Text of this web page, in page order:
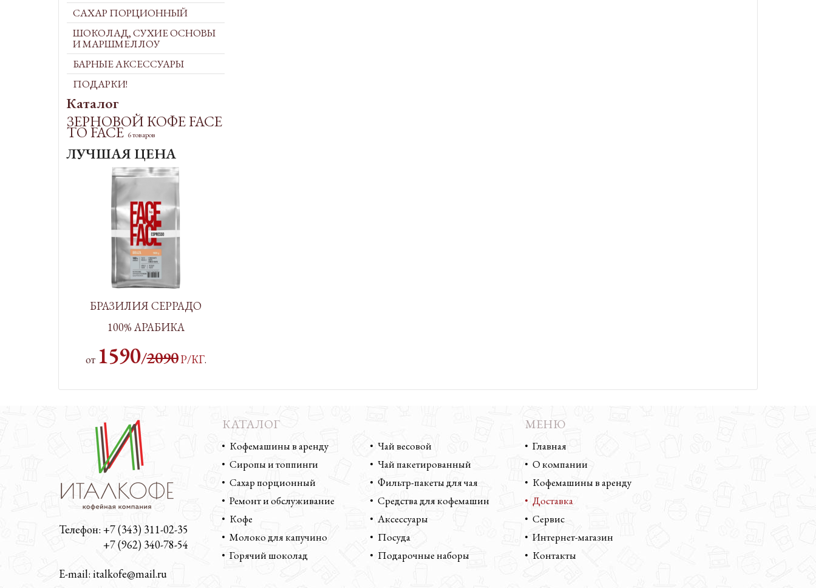
САХАР ПОРЦИОННЫЙ
ШОКОЛАД, СУХИЕ ОСНОВЫ
И МАРШМЕЛЛОУ
БАРНЫЕ АКСЕССУАРЫ
ПОДАРКИ!
Каталог
ЗЕРНОВОЙ КОФЕ FACE
TO FACE 6 товаров
ЛУЧШАЯ ЦЕНА
БРАЗИЛИЯ СЕРРАДО
100% АРАБИКА
от 1590/2090Р/КГ.
Телефон: +7 (343) 311-02-35
+7 (962) 340-78-54
E-mail: italkofe@mail.ru
КАТАЛОГ
Кофемашины в аренду
Сиропы и топпинги
Сахар порционный
Ремонт и обслуживание
Кофе
Молоко для капучино
Горячий шоколад
Чай весовой
Чай пакетированный
Фильтр-пакеты для чая
Средства для кофемашин
Аксессуары
Посуда
Подарочные наборы
МЕНЮ
Главная
О компании
Кофемашины в аренду
Доставка
Сервис
Интернет-магазин
Контакты